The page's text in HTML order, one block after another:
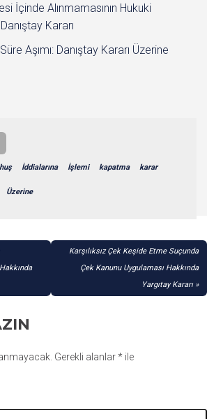
İçinde Alınmamasının Hukuki
Kararı
Aşımı: Danıştay Kararı Üzerine
İddialarına İşlemi kapatma karar
Üzerine
Karşılıksız Çek Keşide Etme Suçunda
Çek Kanunu Uygulaması Hakkında
Yargıtay Kararı
Gerekli alanlar* ile